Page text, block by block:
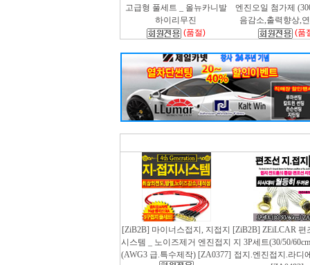
고급형 풀세트 _ 올뉴카니발
하이리무진
(품절)
엔진오일 첨가제
음감소,출력향상,
(품
[ZiB2B] 마이너스접지, 지접지
시스템 _ 노이즈제거 엔진접지
(AWG3 급.특수제작) [ZA0377]
[ZiB2B] ZEiLCAR 편
지 3P세트(30/50/
접지.엔진접지.라디